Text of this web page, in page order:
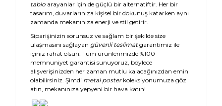
tablo arayanlar için de güçlü bir alternatiftir. Her bir
tasarım, duvarlarınıza kişisel bir dokunuş katarken aynı
zamanda mekanınıza enerji ve stil getirir.
Siparişinizin sorunsuz ve sağlam bir şekilde size
ulaşmasını sağlayan güvenli teslimatgarantimiz ile
içiniz rahat olsun. Tüm ürünlerimizde %100
memnuniyet garantisi sunuyoruz, böylece
alışverişinizden her zaman mutlu kalacağınızdan emin
olabilirsiniz. Şimdi metal posterkoleksiyonumuza göz
atın, mekanınıza yepyeni bir hava katın!